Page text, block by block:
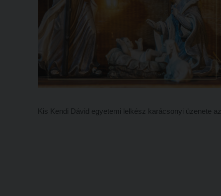
Kis Kendi Dávid egyetemi lelkész karácsonyi üzenete az